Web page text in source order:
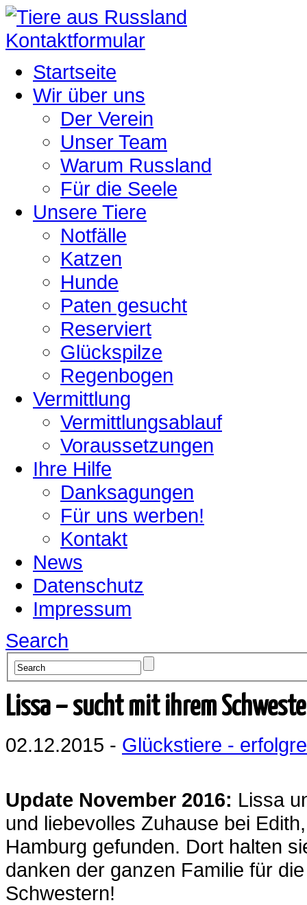
Kontaktformular
Startseite
Wir über uns
Der Verein
Unser Team
Warum Russland
Für die Seele
Unsere Tiere
Notfälle
Katzen
Hunde
Paten gesucht
Reserviert
Glückspilze
Regenbogen
Vermittlung
Vermittlungsablauf
Voraussetzungen
Ihre Hilfe
Danksagungen
Für uns werben!
Kontakt
News
Datenschutz
Impressum
Search
Lissa – sucht mit ihrem
02.12.2015 - Glückstiere -
Update November 2016: Lissa
und liebevolles Zuhause bei
Hamburg gefunden. Dort halten
danken der ganzen Familie für
Schwestern!